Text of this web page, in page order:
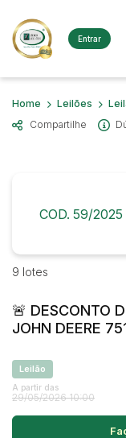
Entrar
Criar conta
Site
Agenda
Quem Somos
Diversos
Imóveis
Terreno
Sucata Ferrosa
Veículos
Caminhonetes
Carros
Máquina
Busca por palavra-
Bairro
Judiciais
Faixa de valor
Quem Somos
Home Leilões
Compartilhe
COD. 59/2025
9 lotes
🚨 DESCONTO
JOHN DEERE
Leilão
A partir das
29/05/2026 10:00